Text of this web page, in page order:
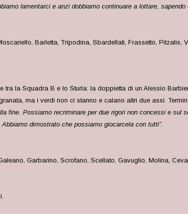
lamentarci e anzi dobbiamo continuare a lottare,
Barletta, Tripodina, Sbardellati, Frassetto, Pitzalis,
tra la Squadra B e lo Sturla: la doppietta di un Alessio
ma i verdi non ci stanno e calano altri due assi.
fine. Possiamo recriminare per due rigori non concessi e sul
dimostrato che possiamo giocarcela con tutti”.
Garbarino, Scrofano, Scellato, Gavuglio, Molina,